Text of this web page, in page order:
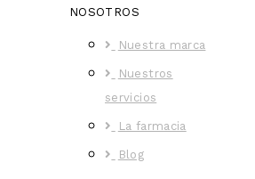
NOSOTROS
Nuestra marca
Nuestros
servicios
La farmacia
Blog